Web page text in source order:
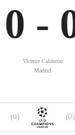
0 -
Vicente Calderón
Madrid
(0) (0)